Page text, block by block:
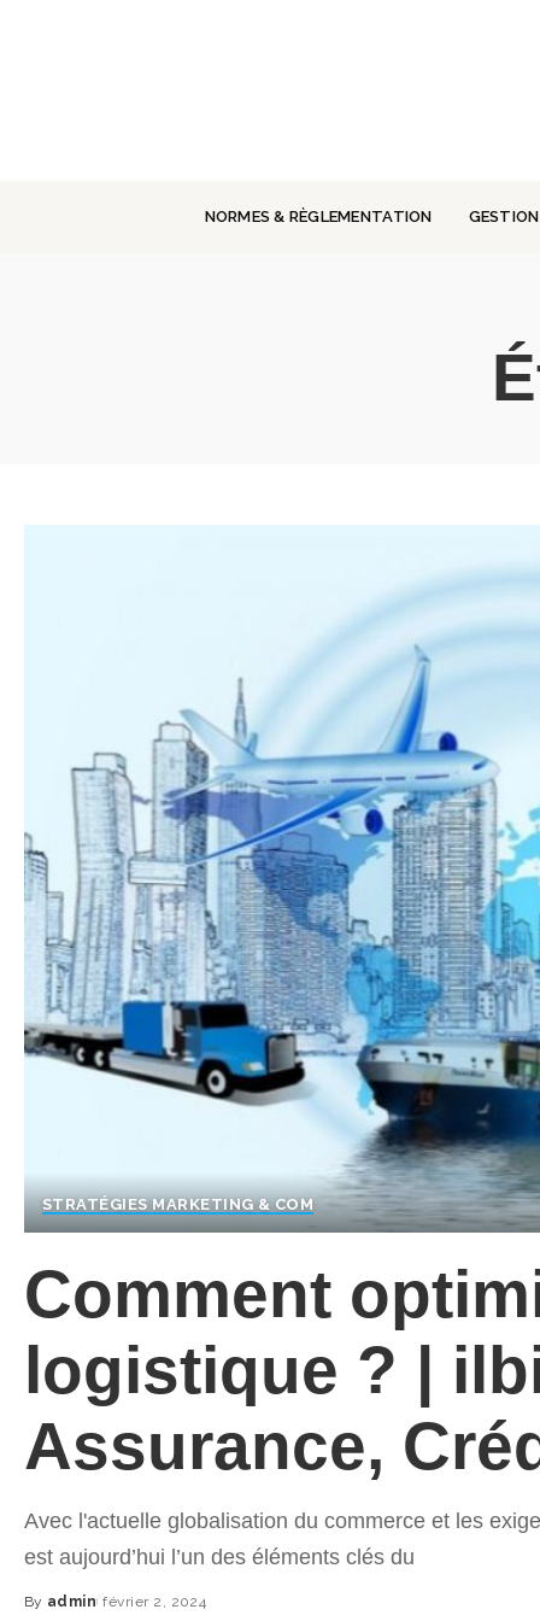
NORMES & RÈGLEMENTATION
STRATÉGIES MARKETING & COM
Comment
logistique ? |
Assurance,
Avec l'actuelle globalisation du commerce et les
est aujourd’hui l’un des éléments clés du
Posted
By admin février 2, 2024